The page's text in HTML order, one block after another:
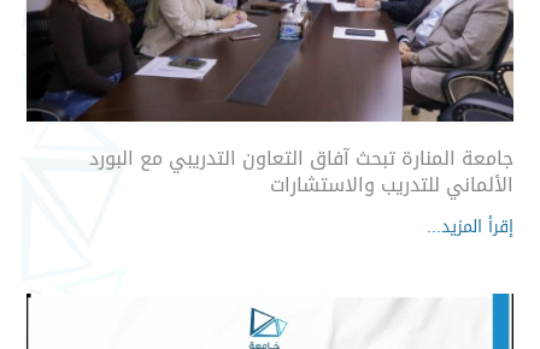
جامعة المنارة تبحث آفاق التعاون التدريبي مع البورد
الألماني للتدريب والاستشارات
إقرأ المزيد...